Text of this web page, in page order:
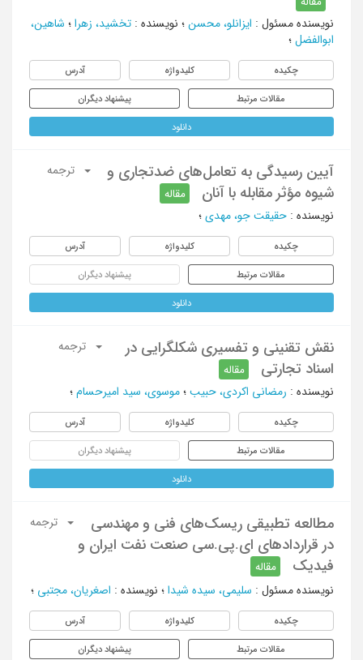
نویسنده مسئول : ایزانلو، محسن ؛ نویسنده : تخشید، زهرا ؛ شاهین،
ابوالفضل ؛
چکیده کلیدواژه آدرس
مقالات مرتبط پیشنهاد دیگران
دانلود
آیین رسیدگی به تعامل‌های ضد‌تجاری و
شیوه مؤثر مقابله با آنان
مقاله
ترجمه
نویسنده : حقیقت جو، مهدی ؛
چکیده کلیدواژه آدرس
مقالات مرتبط پیشنهاد دیگران
دانلود
نقش تقنینی و تفسیری شکلگرایی در
اسناد تجارتی
مقاله
ترجمه
نویسنده : رمضانی اکردی، حبیب ؛ موسوی، سید امیرحسام ؛
چکیده کلیدواژه آدرس
مقالات مرتبط پیشنهاد دیگران
دانلود
مطالعه تطبیقی ریسک‌های فنی و مهندسی
در قراردادهای ای.پی.سی صنعت نفت ایران و
فیدیک
مقاله
ترجمه
نویسنده مسئول : سلیمی، سیده‫ شیدا ؛ نویسنده : اصغریان، مجتبی ؛
چکیده کلیدواژه آدرس
مقالات مرتبط پیشنهاد دیگران